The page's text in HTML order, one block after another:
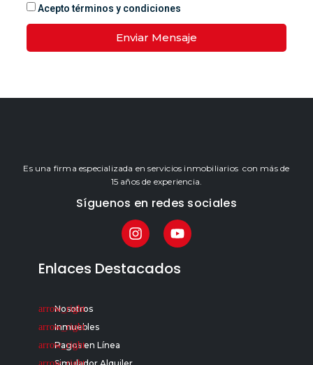
Acepto términos y condiciones
Enviar Mensaje
Es una firma especializada en servicios inmobiliarios con más de
15 años de experiencia.
Síguenos en redes sociales
Enlaces Destacados
Nosotros
Inmuebles
Pagos en Línea